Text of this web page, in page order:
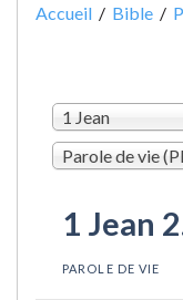
Accueil / Bible /
1 Jean
Parole de vie
1 Jean
PAROLE DE VIE